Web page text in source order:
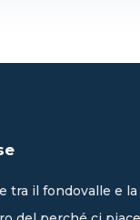
tra il fondovalle e